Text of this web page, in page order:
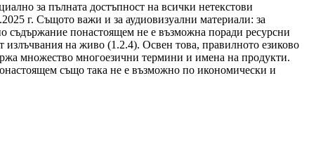
за пълната достъпност на всички нетекстови
г. Същото важи и за аудиовизуални материали: за
съдържание понастоящем не е възможна поради ресурсни
на живо (1.2.4). Освен това, правилното езиково
множество многоезични термини и имена на продукти.
също така не е възможно по икономически и